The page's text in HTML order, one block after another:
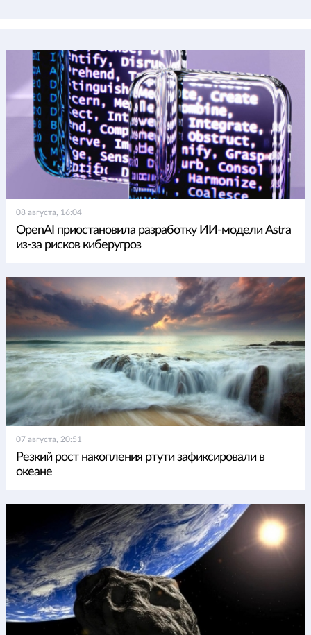
08 августа, 16:04
OpenAI приостановила разработку ИИ-модели Astra
из-за рисков киберугроз
07 августа, 20:51
Резкий рост накопления ртути зафиксировали в
океане